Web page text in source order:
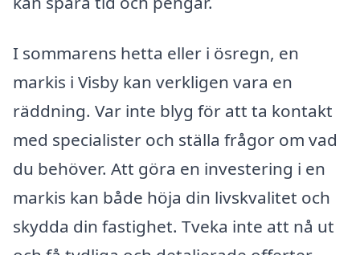
I sommarens hetta eller i ösregn, en
markis i Visby kan verkligen vara en
räddning. Var inte blyg för att ta kontakt
med specialister och ställa frågor om vad
du behöver. Att göra en investering i en
markis kan både höja din livskvalitet och
skydda din fastighet. Tveka inte att nå ut